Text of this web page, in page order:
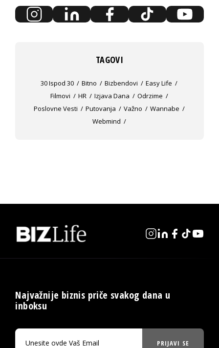
TAGOVI
30 Ispod 30 Bitno Bizbendovi
Easy Life
Filmovi
HR Izjava Dana
Odrzime
Poslovne Vesti
Putovanja Važno
Wannabe
Webmind
Najvažnije biznis priče svakog dana u
inboksu
PRIJAVI SE